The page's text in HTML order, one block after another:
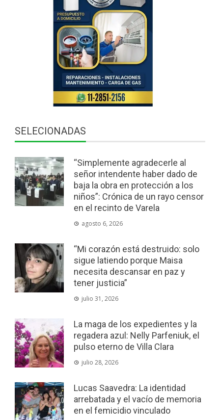
SELECIONADAS
“Simplemente agradecerle al
señor intendente haber dado de
baja la obra en protección a los
niños”: Crónica de un rayo censor
en el recinto de Varela
agosto 6, 2026
“Mi corazón está destruido: solo
sigue latiendo porque Maisa
necesita descansar en paz y
tener justicia”
julio 31, 2026
La maga de los expedientes y la
regadera azul: Nelly Parfeniuk, el
pulso eterno de Villa Clara
julio 28, 2026
Lucas Saavedra: La identidad
arrebatada y el vacío de memoria
en el femicidio vinculado